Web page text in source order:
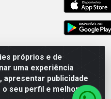
próprios e de
uma experiência
apresentar publicidade
seu perfil e melhorar a
Alto do Moura, 582 - Alto
CEP 55.040-120 - CNPJ
0001-62